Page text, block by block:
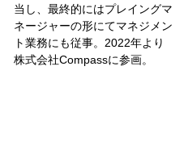
当し、最終的にはプレイングマ
ネージャーの形にてマネジメン
ト業務にも従事。2022年より
株式会社Compassに参画。